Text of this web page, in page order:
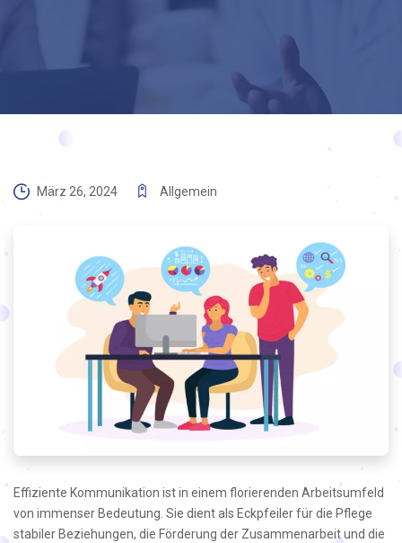
März 26, 2024 Allgemein
Effiziente Kommunikation ist in einem florierenden Arbeitsumfeld
von immenser Bedeutung. Sie dient als Eckpfeiler für die Pflege
stabiler Beziehungen, die Förderung der Zusammenarbeit und die